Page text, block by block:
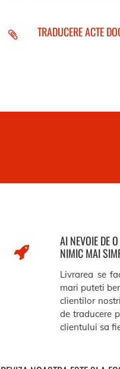
TRADUCERE ACTE
AI NEVOIE DE
NIMIC MAI
Livrarea se
mari puteti
clientilor
de traducere
clientului sa